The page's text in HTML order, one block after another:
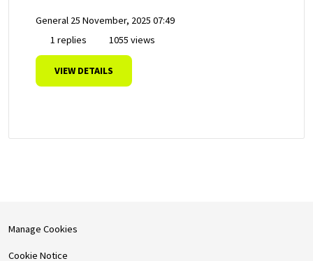
General 25 November, 2025 07:49
1 replies
1055 views
VIEW DETAILS
Manage Cookies
Cookie Notice